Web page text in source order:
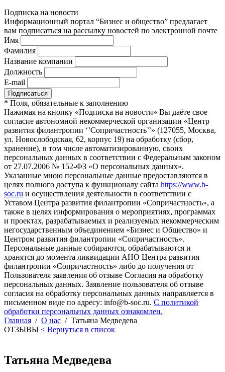
Подписка на новости
Информационный портал “Бизнес и общество” предлагает
вам подписаться на рассылку новостей по электронной почте
Имя
Фамилия
Название компании
Должность
E-mail
* Поля, обязательные к заполнению
Нажимая на кнопку «Подписка на новости» Вы даёте свое
согласие автономной некоммерческой организации «Центр
развития филантропии ‘’Сопричастность’’» (127055, Москва,
ул. Новослободская, 62, корпус 19) на обработку (сбор,
хранение), в том числе автоматизированную, своих
персональных данных в соответствии с Федеральным законом
от 27.07.2006 № 152-ФЗ «О персональных данных».
Указанные мною персональные данные предоставляются в
целях полного доступа к функционалу сайта https://www.b-
soc.ru и осуществления деятельности в соответствии с
Уставом Центра развития филантропии «Сопричастность», а
также в целях информирования о мероприятиях, программах
и проектах, разрабатываемых и реализуемых некоммерческим
негосударственным объединением «Бизнес и Общество» и
Центром развития филантропии «Сопричастность».
Персональные данные собираются, обрабатываются и
хранятся до момента ликвидации АНО Центра развития
филантропии «Сопричастность» либо до получения от
Пользователя заявления об отзыве Согласия на обработку
персональных данных. Заявление пользователя об отзыве
согласия на обработку персональных данных направляется в
письменном виде по адресу: info@b-soc.ru. С политикой
обработки персональных данных ознакомлен.
Главная / О нас / Татьяна Медведева
ОТЗЫВЫ < Вернуться в список
Татьяна Медведева